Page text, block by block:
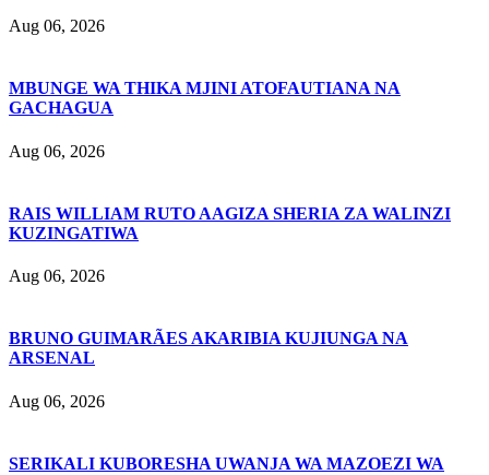
Aug 06, 2026
MBUNGE WA THIKA MJINI ATOFAUTIANA NA
GACHAGUA
Aug 06, 2026
RAIS WILLIAM RUTO AAGIZA SHERIA ZA WALINZI
KUZINGATIWA
Aug 06, 2026
BRUNO GUIMARÃES AKARIBIA KUJIUNGA NA
ARSENAL
Aug 06, 2026
SERIKALI KUBORESHA UWANJA WA MAZOEZI WA